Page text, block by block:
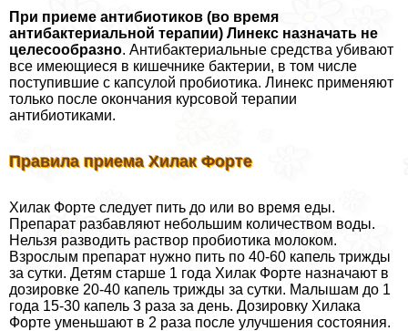
При приеме антибиотиков (во время
антибактериальной терапии) Линекс назначать не
целесообразно. Антибактериальные средства убивают
все имеющиеся в кишечнике бактерии, в том числе
поступившие с капсулой пробиотика. Линекс применяют
только после окончания курсовой терапии
антибиотиками.
Правила приема Хилак Форте
Хилак Форте следует пить до или во время еды.
Препарат разбавляют небольшим количеством воды.
Нельзя разводить раствор пробиотика молоком.
Взрослым препарат нужно пить по 40-60 капель трижды
за сутки. Детям старше 1 года Хилак Форте назначают в
дозировке 20-40 капель трижды за сутки. Малышам до 1
года 15-30 капель 3 раза за день. Дозировку Хилака
Форте уменьшают в 2 раза после улучшения состояния.